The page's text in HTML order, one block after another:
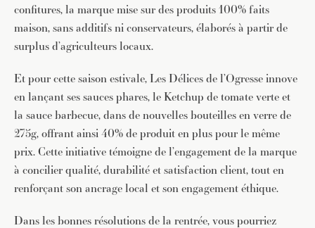
confitures, la marque mise sur des produits 100% faits
maison, sans additifs ni conservateurs, élaborés à partir de
surplus d’agriculteurs locaux.
Et pour cette saison estivale, Les Délices de l’Ogresse innove
en lançant ses sauces phares, le Ketchup de tomate verte et
la sauce barbecue, dans de nouvelles bouteilles en verre de
275g, offrant ainsi 40% de produit en plus pour le même
prix. Cette initiative témoigne de l’engagement de la marque
à concilier qualité, durabilité et satisfaction client, tout en
renforçant son ancrage local et son engagement éthique.
Dans les bonnes résolutions de la rentrée, vous pourriez